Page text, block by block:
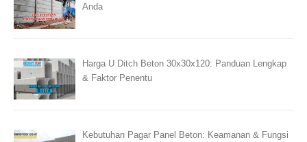
Anda
Harga U Ditch Beton 30x30x120: Panduan Lengkap
& Faktor Penentu
Kebutuhan Pagar Panel Beton: Keamanan & Fungsi